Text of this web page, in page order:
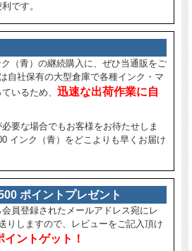
です。
（青）の継続購入に、ぜひ当通販をご
自社保有の大型倉庫で各種インク・マ
いるため、 迅速な出荷作業に自
要な場合でもお客様をお待たせしま
インク（青）をどこよりも早くお届け
ポイントプレゼント
員登録されたメールアドレス宛にレ
りしますので、レビューをご記入頂け
イントゲット！